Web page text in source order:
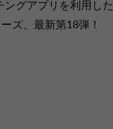
グアプリを利用し
ズ、最新第18弾！